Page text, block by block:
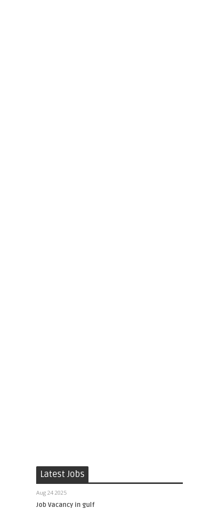
Latest Jobs
Aug 24 2025
Job Vacancy in gulf